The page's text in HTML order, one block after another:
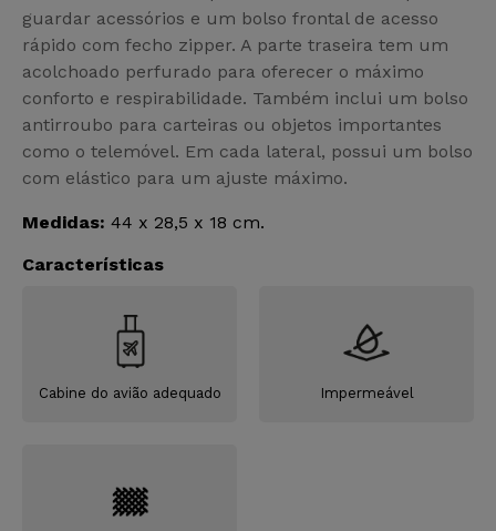
guardar acessórios e um bolso frontal de acesso
rápido com fecho zipper. A parte traseira tem um
acolchoado perfurado para oferecer o máximo
conforto e respirabilidade. Também inclui um bolso
antirroubo para carteiras ou objetos importantes
como o telemóvel. Em cada lateral, possui um bolso
com elástico para um ajuste máximo.
Medidas: 44 x 28,5 x 18 cm.
Características
Cabine do avião adequado Impermeável